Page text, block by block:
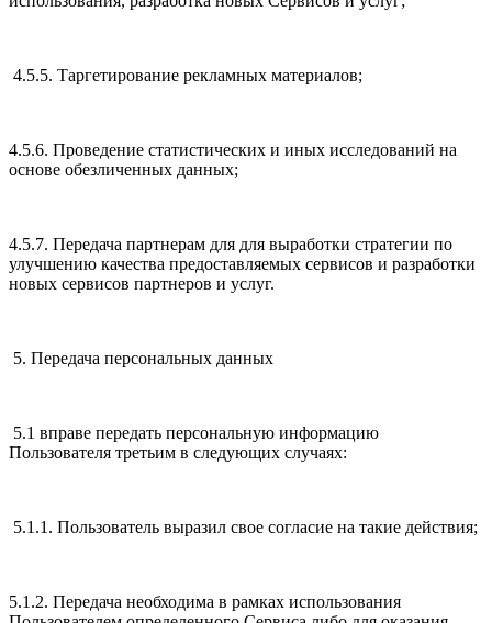
4.5.5. Таргетирование рекламных материалов;
4.5.6. Проведение статистических и иных исследований на
основе обезличенных данных;
4.5.7. Передача партнерам для для выработки стратегии по
улучшению качества предоставляемых сервисов и разработки
новых сервисов партнеров и услуг.
5. Передача персональных данных
5.1 вправе передать персональную информацию
Пользователя третьим в следующих случаях:
5.1.1. Пользователь выразил свое согласие на такие действия;
5.1.2. Передача необходима в рамках использования